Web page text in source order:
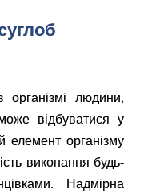
людини,
відбуватися у
організму
виконання будь-
Надмірна